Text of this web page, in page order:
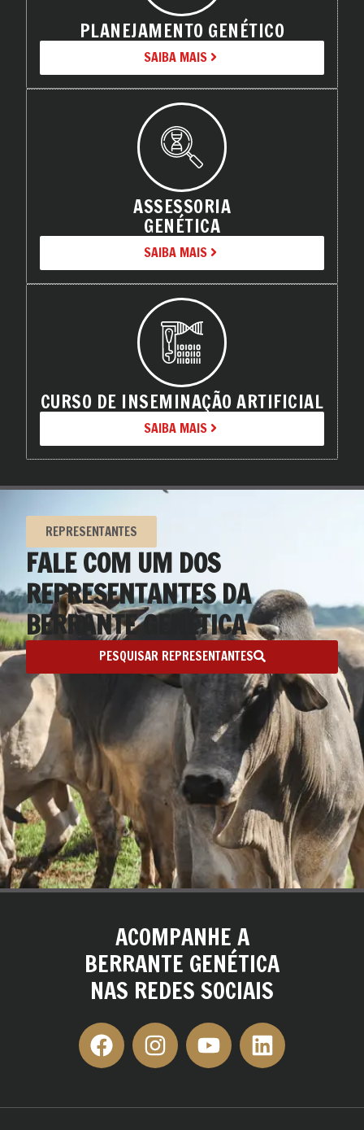
PLANEJAMENTO GENÉTICO
SAIBA MAIS
ASSESSORIA
GENÉTICA
SAIBA MAIS
CURSO DE INSEMINAÇÃO ARTIFICIAL
SAIBA MAIS
REPRESENTANTES
FALE COM UM DOS
REPRESENTANTES DA
BERRANTE GENÉTICA
PESQUISAR REPRESENTANTES
ACOMPANHE A
BERRANTE GENÉTICA
NAS REDES SOCIAIS